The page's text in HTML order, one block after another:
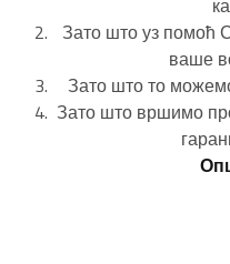
Зато што уз помоћ
ваше
Зато што то
Зато што вршимо